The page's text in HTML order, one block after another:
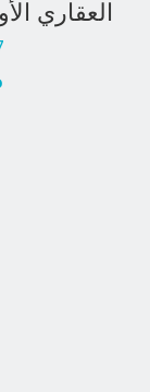
العقاري